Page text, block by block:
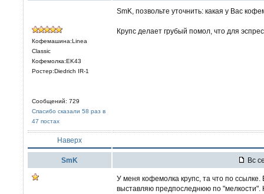
Кофемашина:Linea
Classic
Кофемолка:EK43
Ростер:Diedrich IR-1
Сообщений: 729
Спасибо сказали 58 раз в
47 постах
SmK, позвольте уточнить: какая у Вас
Крупс делает грубый помол, что для
Наверх
SmK Вс
У меня кофемолка крупс, та что по
выставляю предпоследнюю по "мелкости".